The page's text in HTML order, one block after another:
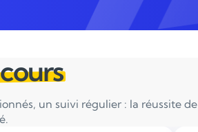
un suivi régulier : la réussite de